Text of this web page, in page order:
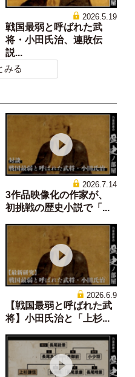
2026.5.19
戦国最弱と呼ばれた武
将・小田氏治、連敗伝
説...
みる
2026.7.14
3作品映像化の作家が、
初挑戦の歴史小説で「...
2026.6.9
【戦国最弱と呼ばれた武
将】小田氏治と「上杉...